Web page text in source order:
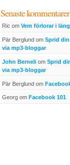
Senaste kommentarer
Ric om Vem förlorar i
Pär Berglund om Sprid
via mp3-bloggar
John Berneliom Sprid
via mp3-bloggar
Pär Berglund om
Georg om Facebook 101